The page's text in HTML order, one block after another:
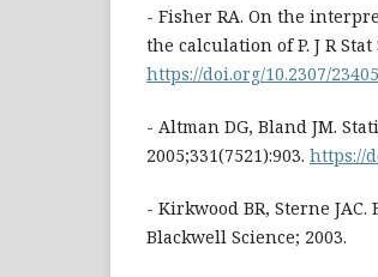
- Fisher RA. On the
the calculation of P. J R Stat
https://doi.org/10.2307/
- Altman DG, Bland JM.
2005;331(7521):903. https://
- Kirkwood BR, Sterne
Blackwell Science; 2003.